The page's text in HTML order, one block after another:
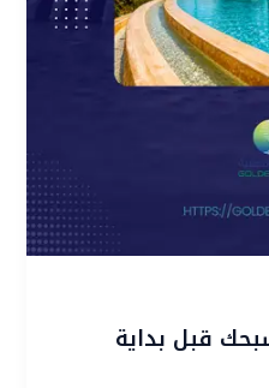
قبل بداية